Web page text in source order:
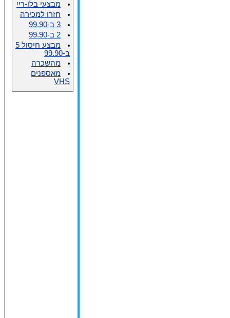
מבצעי בלו-ריי
חזרו למכירה
3 ב-99.90
2 ב-99.90
מבצע חיסול 5
ב-99.90
מהשכרה
מאספנים
VHS